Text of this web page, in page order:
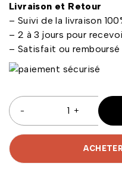
Livraison et Retour
– Suivi de la livraison
– 2 à 3 jours pour
– Satisfait ou remboursé